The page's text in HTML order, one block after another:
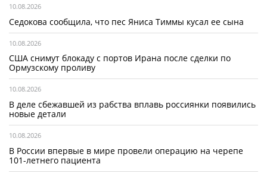
10.08.2026
Седокова сообщила, что пес Яниса Тиммы кусал ее сына
10.08.2026
США снимут блокаду с портов Ирана после сделки по
Ормузскому проливу
10.08.2026
В деле сбежавшей из рабства вплавь россиянки появились
новые детали
10.08.2026
В России впервые в мире провели операцию на черепе
101-летнего пациента